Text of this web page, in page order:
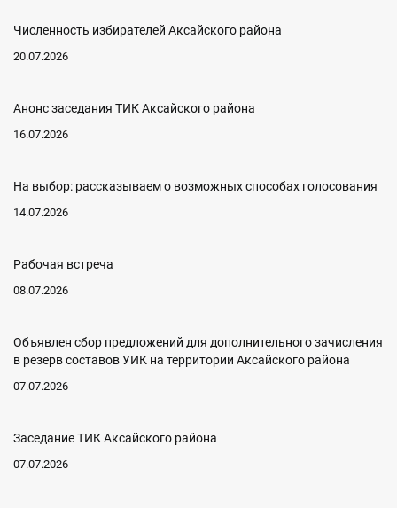
Численность избирателей Аксайского района
20.07.2026
Анонс заседания ТИК Аксайского района
16.07.2026
На выбор: рассказываем о возможных способах голосования
14.07.2026
Рабочая встреча
08.07.2026
Объявлен сбор предложений для дополнительного зачисления
в резерв составов УИК на территории Аксайского района
07.07.2026
Заседание ТИК Аксайского района
07.07.2026